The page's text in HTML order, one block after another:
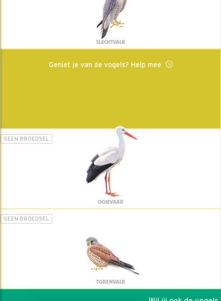
SLECHTVALK
Geniet je van de vogels? Help mee
GEEN BROEDSEL
OOIEVAAR
GEEN BROEDSEL
TORENVALK